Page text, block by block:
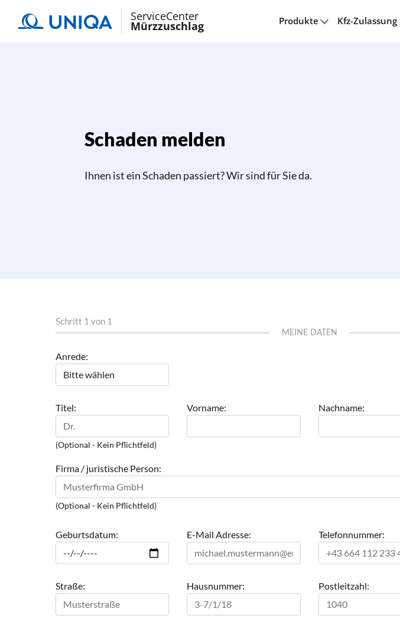
ServiceCenter
Mürzzuschlag Produkte Kfz-Zulassung
Schaden melden
Ihnen ist ein Schaden passiert? Wir sind für Sie da.
Schritt 1 von 1
MEINE DATEN
Anrede:
Titel:
(Optional - Kein Pflichtfeld)
Vorname: Nachname:
Firma / juristische Person:
(Optional - Kein Pflichtfeld)
Geburtsdatum: E-Mail Adresse: Telefonnummer:
Straße: Hausnummer: Postleitzahl: